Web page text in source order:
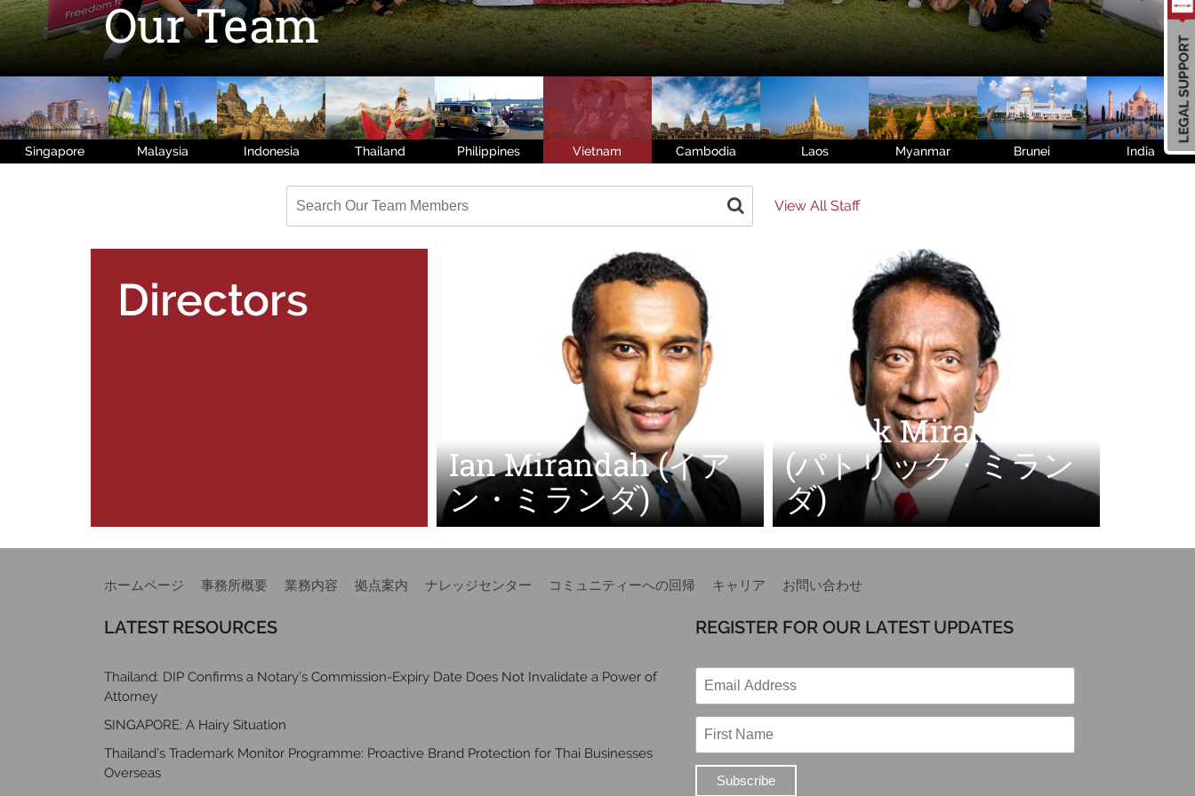
Our Team
Singapore Malaysia Indonesia Thailand Philippines Vietnam Cambodia Laos Myanmar Brunei India
View All Staff
Directors
Ian Mirandah (イア
ン・ミランダ)
Patrick Mirandah
(パトリック · ミラン
ダ)
ホームページ 事務所概要 業務内容 拠点案内 ナレッジセンター コミュニティーへの回帰 キャリア お問い合わせ
LATEST RESOURCES
Thailand: DIP Confirms a Notary’s Commission-Expiry Date Does Not Invalidate a Power of
Attorney
SINGAPORE: A Hairy Situation
Thailand’s Trademark Monitor Programme: Proactive Brand Protection for Thai Businesses
Overseas
REGISTER FOR OUR LATEST UPDATES